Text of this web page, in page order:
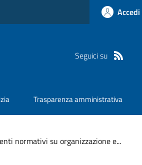
Seguici su
Trasparenza amministrativa
normativi su organizzazione e...